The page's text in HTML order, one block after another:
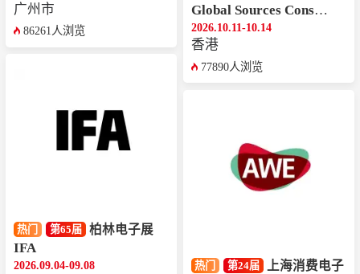
广州市
86261人浏览
热门 第65届 柏林电子展
IFA
2026.09.04-09.08
Global Sources Consumer Electronics
2026.10.11-10.14
香港
77890人浏览
热门 第24届
上海消费电子